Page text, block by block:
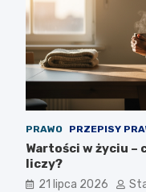
PRAWO PRZEPISY
Wartości w życiu –
liczy?
21 lipca 2026